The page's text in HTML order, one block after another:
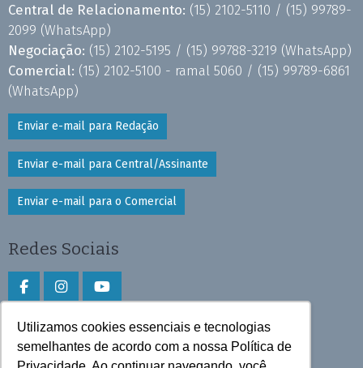
Utilizamos cookies essenciais e tecnologias
semelhantes de acordo com a nossa Política de
Central de Relacionamento: (15) 2102-5110 / (15) 99789-
2099 (WhatsApp)
Negociação: (15) 2102-5195 / (15) 99788-3219 (WhatsApp)
Comercial: (15) 2102-5100 - ramal 5060 / (15) 99789-6861
(WhatsApp)
Enviar e-mail para Redação
Enviar e-mail para Central/Assinante
Enviar e-mail para o Comercial
Redes Sociais
Faça download do aplicativo